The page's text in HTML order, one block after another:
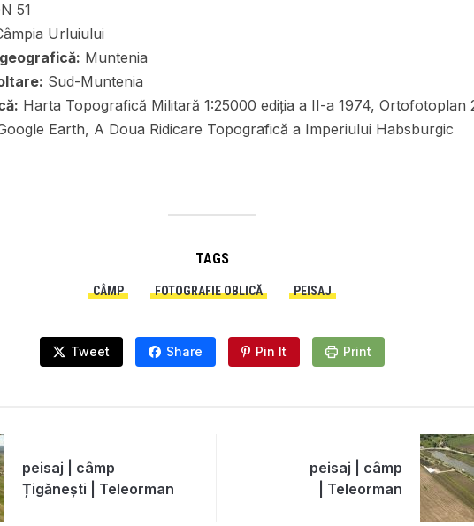
51
Urluiului
Muntenia
Sud-Muntenia
Harta Topografică Militară 1:25000 ediția a II-a 1974, Ortofotoplan
Earth, A Doua Ridicare Topografică a Imperiului Habsburgic
TAGS
CÂMP FOTOGRAFIE OBLICĂ PEISAJ
Tweet Share Pin It Print
peisaj | câmp
Țigănești | Teleorman
peisaj | câmp
| Teleorman